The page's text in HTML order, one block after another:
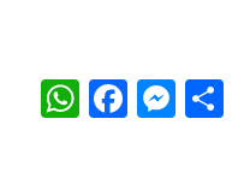
W F
M